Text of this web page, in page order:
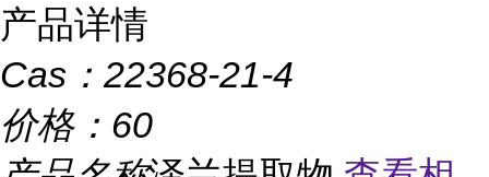
产品详情
Cas： 22368-21-4
价格： 60